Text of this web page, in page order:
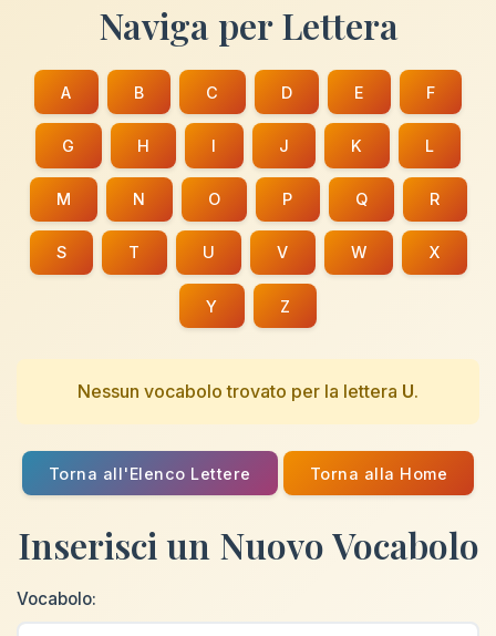
Naviga per Lettera
A B C D E F
G H I J K L
M N O P Q R
S T U V W X
Y Z
Nessun vocabolo trovato per la lettera U.
Torna all'Elenco Lettere Torna alla Home
Inserisci un Nuovo Vocabolo
Vocabolo: